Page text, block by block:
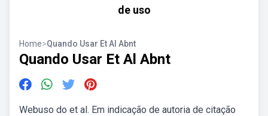
de uso
Home>Quando Usar Et Al Abnt
Quando Usar Et Al Abnt
Webuso do et al. Em indicação de autoria de citação